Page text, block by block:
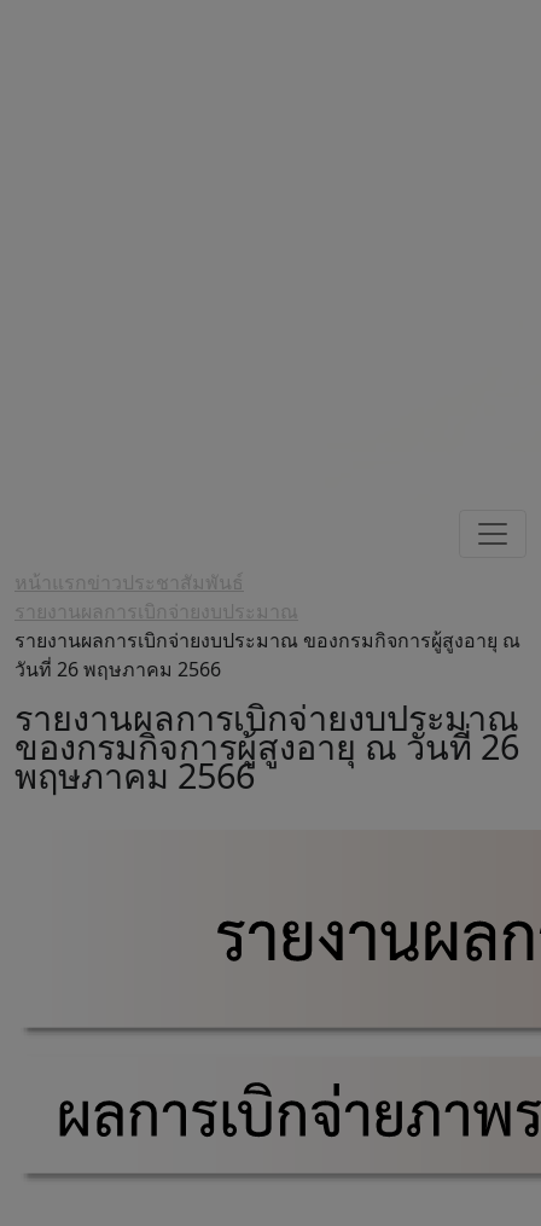
หน้าแรกข่าวประชาสัมพันธ์
รายงานผลการเบิกจ่ายงบประมาณ
รายงานผลการเบิกจ่ายงบประมาณ ของกรมกิจการผู้สูงอายุ ณ
วันที่ 26 พฤษภาคม 2566
รายงานผลการเบิกจ่ายงบประมาณ
ของกรมกิจการผู้สูงอายุ ณ วันที่ 26
พฤษภาคม 2566